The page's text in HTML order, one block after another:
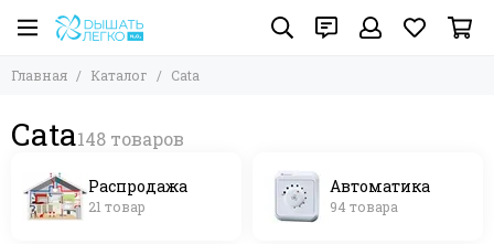
Главная Каталог Cata
Cata
Распродажа
21 товар
Автоматика
94 товара